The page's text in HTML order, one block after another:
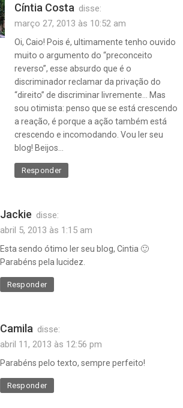
Cíntia Costa disse:
março 27, 2013 às 10:52 am
Oi, Caio! Pois é, ultimamente tenho ouvido
muito o argumento do “preconceito
reverso”, esse absurdo que é o
discriminador reclamar da privação do
“direito” de discriminar livremente… Mas
sou otimista: penso que se está crescendo
a reação, é porque a ação também está
crescendo e incomodando. Vou ler seu
blog! Beijos…
Responder
Jackie disse:
abril 5, 2013 às 1:15 am
Esta sendo ótimo ler seu blog, Cintia 🙂
Parabéns pela lucidez.
Responder
Camila disse:
abril 11, 2013 às 12:56 pm
Parabéns pelo texto, sempre perfeito!
Responder